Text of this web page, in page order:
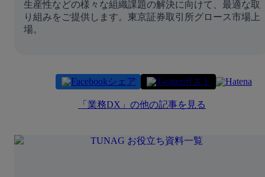
生産性などの様々な組織課題の解決に向けて、最適な取
り組みをご提供します。東京証券取引所グロース市場上
場。
シェア ポスト
「 業務DX 」の他の記事を見る